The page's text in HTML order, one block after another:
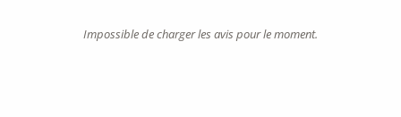
Impossible de charger les avis pour le moment.